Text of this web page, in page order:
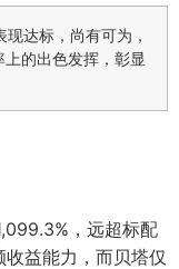
达标，尚有可为，
的出色发挥，彰显
，远超标配
益能力，而贝塔仅